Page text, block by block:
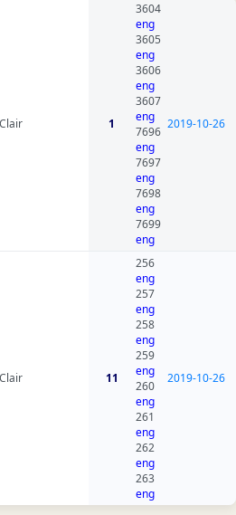
Clair 1
3604
eng
3605
eng
3606
eng
3607
eng
7696
eng
7697
eng
7698
eng
7699
eng
2019-10-26
Clair 11
256
eng
257
eng
258
eng
259
eng
260
eng
261
eng
262
eng
263
eng
2019-10-26